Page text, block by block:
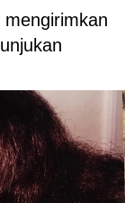
mengirimkan